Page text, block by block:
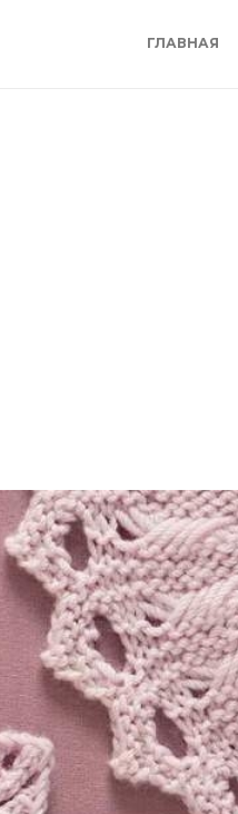
ГЛАВНАЯ